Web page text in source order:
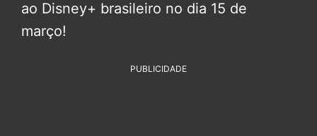
ao Disney+ brasileiro no dia 15 de
março!
PUBLICIDADE